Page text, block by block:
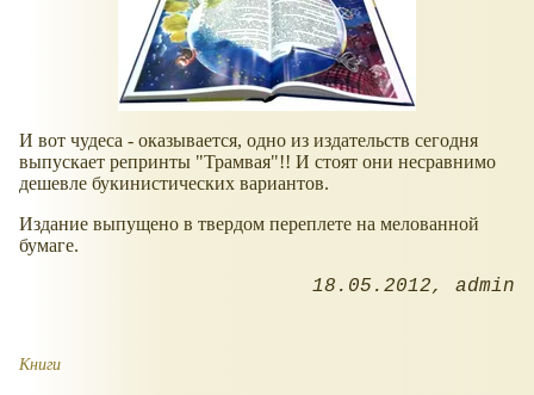
И вот чудеса - оказывается, одно из издательств сегодня
выпускает репринты "Трамвая"!! И стоят они несравнимо
дешевле букинистических вариантов.
Издание выпущено в твердом переплете на мелованной
бумаге.
18.05.2012 admin
Книги